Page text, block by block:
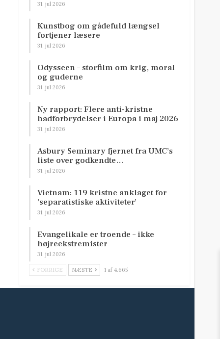
31. jul 2026
Kunstbog om gådefuld længsel
fortjener læsere
31. jul 2026
Odysseen – storfilm om krig, moral
og guderne
31. jul 2026
Ny rapport: Flere anti-kristne
hadforbrydelser i Europa i maj 2026
31. jul 2026
Asbury Seminary fjernet fra UMC’s
liste over godkendte…
31. jul 2026
Vietnam: 119 kristne anklaget for
’separatistiske aktiviteter’
31. jul 2026
Evangelikale er troende – ikke
højreekstremister
31. jul 2026
FORRIGE NÆSTE 1 af 4.665